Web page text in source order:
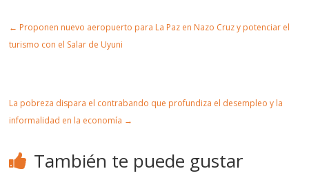
ulo
← Proponen nuevo aeropuerto para La Paz en Nazo Cruz y potenciar el
turismo con el Salar de Uyuni
La pobreza dispara el contrabando que profundiza el desempleo y la
informalidad en la economía →
También te puede gustar